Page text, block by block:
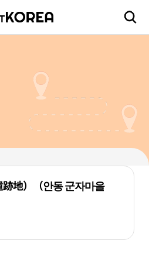
地）（안동 군자마을